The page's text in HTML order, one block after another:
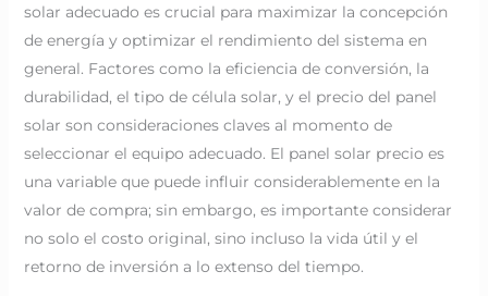
solar adecuado es crucial para maximizar la concepción
de energía y optimizar el rendimiento del sistema en
general. Factores como la eficiencia de conversión, la
durabilidad, el tipo de célula solar, y el precio del panel
solar son consideraciones claves al momento de
seleccionar el equipo adecuado. El panel solar precio es
una variable que puede influir considerablemente en la
valor de compra; sin embargo, es importante considerar
no solo el costo original, sino incluso la vida útil y el
retorno de inversión a lo extenso del tiempo.